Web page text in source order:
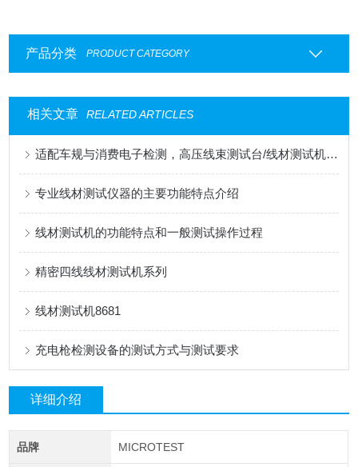
产品分类 PRODUCT CATEGORY
相关文章 RELATED ARTICLES
适配车规与消费电子检测，高压线束测试台/线材测试机应用解读
专业线材测试仪器的主要功能特点介绍
线材测试机的功能特点和一般测试操作过程
精密四线线材测试机系列
线材测试机8681
充电枪检测设备的测试方式与测试要求
详细介绍
品牌 MICROTEST